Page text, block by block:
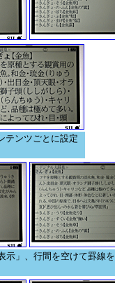
テンツごとに設定
示」、行間を空けて罫線